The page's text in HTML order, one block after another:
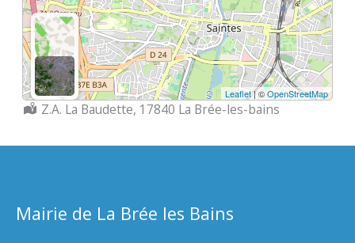
Leaflet| ©OpenStreetMap
Localisation :
Z.A. La Baudette, 17840 La Brée-les-bains
Mairie de La Brée les Bains